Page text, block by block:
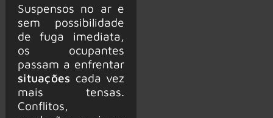
Suspensos no ar e
sem possibilidade
de fuga imediata,
os ocupantes
passam a enfrentar
situações cada vez
mais tensas.
Conflitos,